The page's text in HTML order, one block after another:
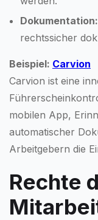
Dokumentation:
rechtssicher
Beispiel: Carvion
Carvion ist eine
mobilen App,
automatischer
Arbeitgebern die
Rechte